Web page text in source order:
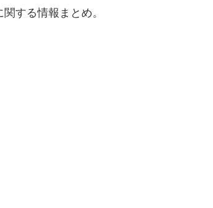
する情報まとめ。